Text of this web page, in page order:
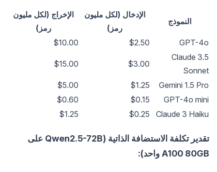
النموذج
الإدخال (لكل مليون
رمز)
الإخراج (لكل مليون
رمز)
GPT-4o
$2.50
$10.00
Claude 3.5
Sonnet
$3.00
$15.00
Gemini 1.5 Pro
$1.25
$5.00
GPT-4o mini
$0.15
$0.60
Claude 3 Haiku
$0.25
$1.25
تقدير تكلفة الاستضافة الذاتية (Qwen2.5-72B على
A100 80GB واحد):